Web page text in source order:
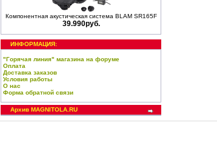
Компонентная акустическая система BLAM SR165F
39.990руб.
ИНФОРМАЦИЯ:
"Горячая линия" магазина на форуме
Оплата
Доставка заказов
Условия работы
О нас
Форма обратной связи
Архив MAGNITOLA.RU